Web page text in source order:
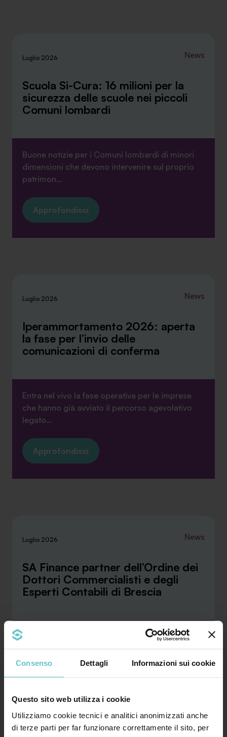
Consenso Dettagli Informazioni sui cookie
Questo sito web utilizza i cookie
Utilizziamo cookie tecnici e analitici anonimizzati anche
di terze parti per far funzionare correttamente il sito, per
Luglio 2026 News
Scuola Si-Cura: 16 milioni per la
sicurezza delle scuole nei piccoli
Comuni lombardi
Buone notizie per i Comuni lombardi di minori
dimensioni che devono intervenire sul proprio
patrimon...
Approfondisci
Luglio 2026 News
Iperammortamento 2026: aperta
la fase per l’invio delle
comunicazioni di conferma
Entra nel vivo la fase operativa per le imprese
che hanno già avviato il percorso agevolativo
legato...
Approfondisci
Luglio 2026 News
SA Finance partner dell’Ordine dei
Dottori Commercialisti e degli
Esperti Contabili di Brescia
La convenzione stipulata con l’ODCEC di Brescia
profes...